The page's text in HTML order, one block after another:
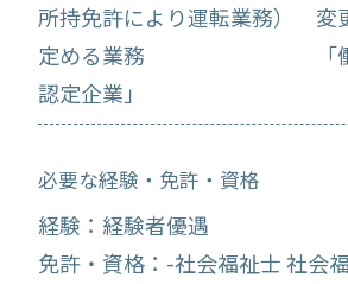
所持免許により運転業務） 変
定める業務 「働き
認定企業」
必要な経験・免許・資格
経験：経験者優遇
免許・資格：-社会福祉士 社